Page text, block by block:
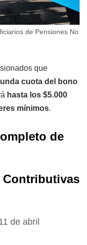
de Pensiones No
que
cuota del bono
hasta los $5.000
mínimos.
de
Contributivas
de abril